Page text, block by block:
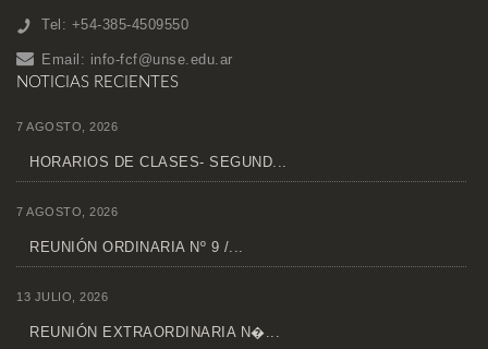
Tel: +54-385-4509550
Email: info-fcf@unse.edu.ar
NOTICIAS RECIENTES
7 AGOSTO, 2026
HORARIOS DE CLASES- SEGUND...
7 AGOSTO, 2026
REUNIÓN ORDINARIA Nº 9 /...
13 JULIO, 2026
REUNIÓN EXTRAORDINARIA N�...